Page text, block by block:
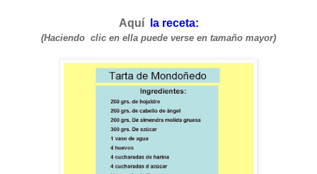
Aquí la receta:
(Haciendo clic en ella puede verse en tamaño mayor)